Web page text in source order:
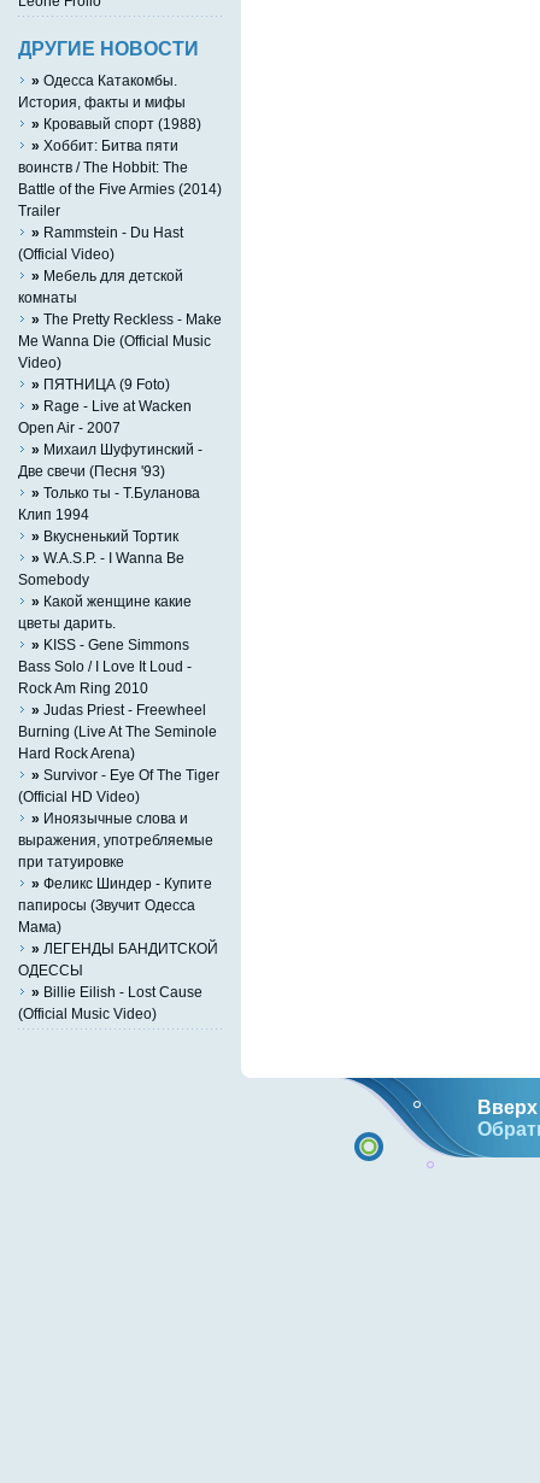
ДРУГИЕ НОВОСТИ
» Одесса Катакомбы.
История, факты и мифы
» Кровавый спорт (1988)
» Хоббит: Битва пяти
воинств / The Hobbit: The
Battle of the Five Armies (2014)
Trailer
» Rammstein - Du Hast
(Official Video)
» Мебель для детской
комнаты
» The Pretty Reckless - Make
Me Wanna Die (Official Music
Video)
» ПЯТНИЦА (9 Foto)
» Rage - Live at Wacken
Open Air - 2007
» Михаил Шуфутинский -
Две свечи (Песня '93)
» Только ты - Т.Буланова
Клип 1994
» Вкусненький Тортик
» W.A.S.P. - I Wanna Be
Somebody
» Какой женщине какие
цветы дарить.
» KISS - Gene Simmons
Bass Solo / I Love It Loud -
Rock Am Ring 2010
» Judas Priest - Freewheel
Burning (Live At The Seminole
Hard Rock Arena)
» Survivor - Eye Of The Tiger
(Official HD Video)
» Иноязычные слова и
выражения, употребляемые
при татуировке
» Феликс Шиндер - Купите
папиросы (Звучит Одесса
Мама)
» ЛЕГЕНДЫ БАНДИТСКОЙ
ОДЕССЫ
» Billie Eilish - Lost Cause
(Official Music Video)
Вверх